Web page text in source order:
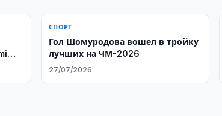
СПОРТ
Гол Шомуродова вошел в тройку
лучших на ЧМ-2026
27/07/2026